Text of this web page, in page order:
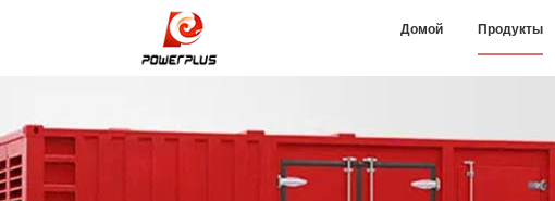
Домой Продукты